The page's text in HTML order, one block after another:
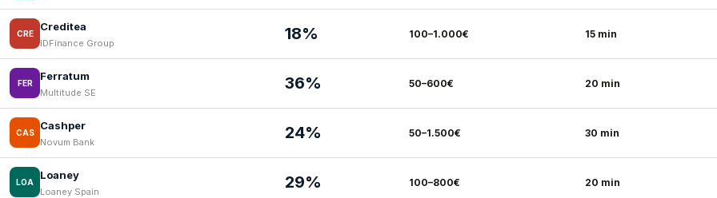
CRE
Creditea
IDFinance Group 18% 100–1.000€ 15 min
FER
Ferratum
Multitude SE 36% 50–600€ 20 min
CAS
Cashper
Novum Bank 24% 50–1.500€ 30 min
LOA
Loaney
Loaney Spain 29% 100–800€ 20 min